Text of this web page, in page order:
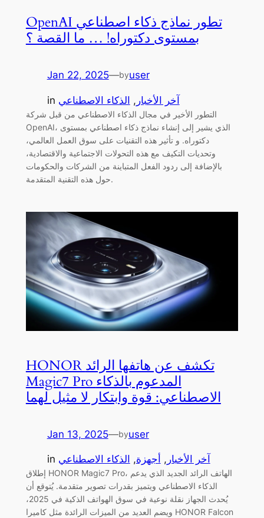
OpenAI تطور نماذج ذكاء اصطناعي
بمستوى دكتوراه! … ما القصة ؟
Jan 22, 2025—byuser
in آخر الأخبار , الذكاء الاصطناعي
التطور الأخير في مجال الذكاء الاصطناعي من قبل شركة
OpenAI، الذي يشير إلى إنشاء نماذج ذكاء اصطناعي بمستوى
دكتوراه. و تأثير هذه التقنيات على سوق العمل العالمي،
وتحديات التكيف مع هذه التحولات الاجتماعية والاقتصادية،
بالإضافة إلى ردود الفعل المتباينة من الشركات والحكومات
حول هذه التقنية المتقدمة.
HONOR تكشف عن هاتفها الرائد
Magic7 Pro المدعوم بالذكاء
الاصطناعي: قوة وابتكار لا مثيل لهما
Jan 13, 2025—byuser
in آخر الأخبار , أجهزة, الذكاء الاصطناعي
إطلاق HONOR Magic7 Pro، الهاتف الرائد الجديد الذي يدعم
الذكاء الاصطناعي ويتميز بقدرات تصوير متقدمة. يُتوقع أن
يُحدث الجهاز نقلة نوعية في سوق الهواتف الذكية في 2025،
ويضم العديد من الميزات الرائدة مثل كاميرا HONOR Falcon